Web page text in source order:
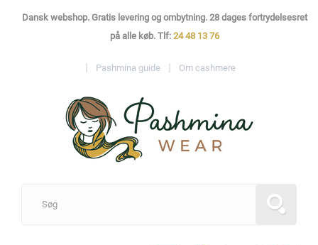
Dansk webshop. Gratis levering og ombytning. 28 dages fortrydelsesret
på alle køb. Tlf: 24 48 13 76
Pashmina guide Om cashmere